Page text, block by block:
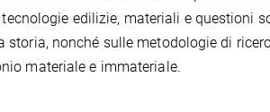
edilizie, materiali e questioni
nonché sulle metodologie di
materiale e immateriale.